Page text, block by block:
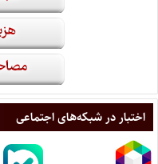
اختبار در شبکه‌های اجتماعی